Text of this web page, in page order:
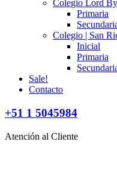
Colegio Lord
Primaria
Colegio | San
Inicial
Primaria
Sale!
Contacto
+51 1 5045984
Atención al Cliente